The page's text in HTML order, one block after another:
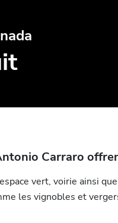
Carraro
vert, voirie ainsi
les vignobles et